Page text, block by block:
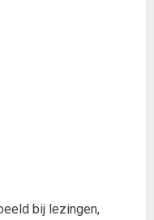
bij lezingen,